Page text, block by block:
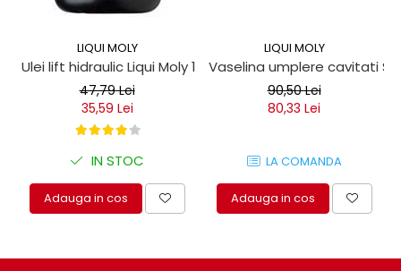
LIQUI MOLY
Ulei lift hidraulic Liqui Moly 1 litru
47,79 Lei
35,59 Lei
IN STOC
Adauga in cos
LIQUI MOLY
Vaselina umplere cavitati
90,50 Lei
80,33 Lei
LA COMANDA
Adauga in cos